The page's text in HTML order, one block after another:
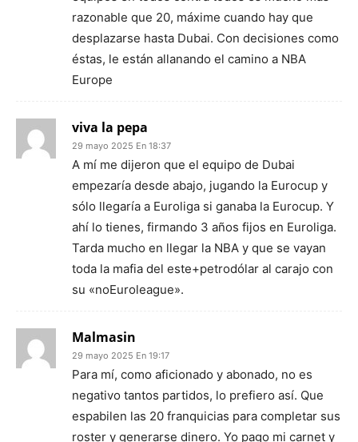
razonable que 20, máxime cuando hay que
desplazarse hasta Dubai. Con decisiones como
éstas, le están allanando el camino a NBA
Europe
viva la pepa
29 mayo 2025 En 18:37
A mí me dijeron que el equipo de Dubai
empezaría desde abajo, jugando la Eurocup y
sólo llegaría a Euroliga si ganaba la Eurocup. Y
ahí lo tienes, firmando 3 años fijos en Euroliga.
Tarda mucho en llegar la NBA y que se vayan
toda la mafia del este+petrodólar al carajo con
su «noEuroleague».
Malmasin
29 mayo 2025 En 19:17
Para mí, como aficionado y abonado, no es
negativo tantos partidos, lo prefiero así. Que
espabilen las 20 franquicias para completar sus
roster y generarse dinero. Yo pago mi carnet y